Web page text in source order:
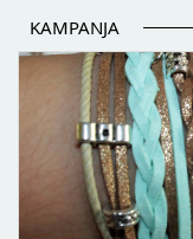
KAMPANJA